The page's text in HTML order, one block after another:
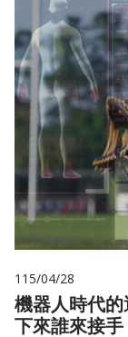
115/04/28
機器人時代
下來誰來接手